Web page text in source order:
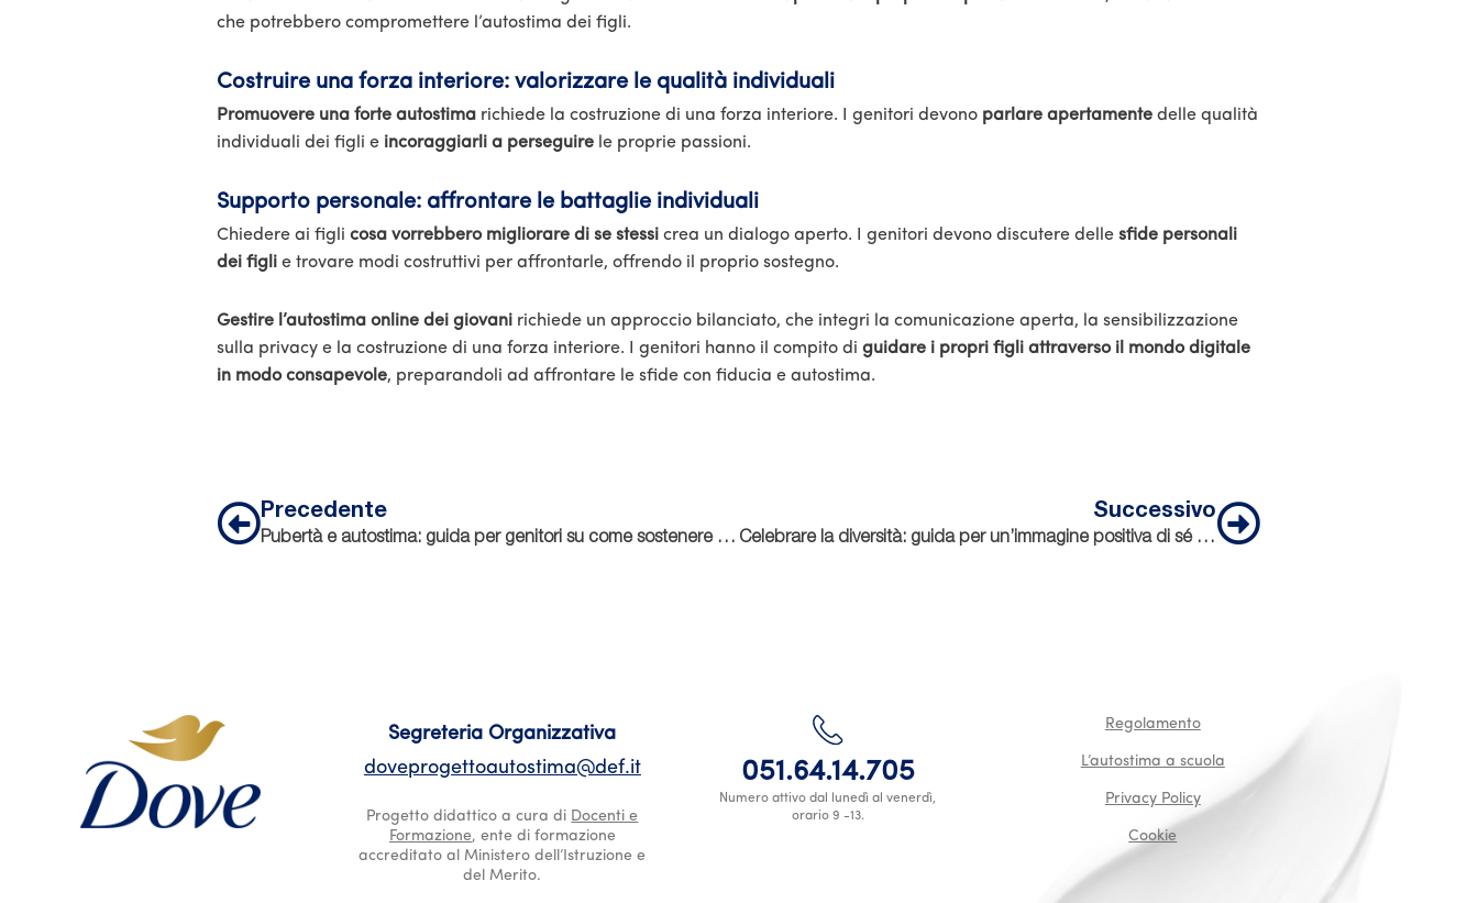
che potrebbero compromettere l’autostima dei figli.
Costruire una forza interiore: valorizzare le qualità individuali
Promuovere una forte autostima richiede la costruzione di una forza interiore. I genitori devono parlare apertamente delle qualità
individuali dei figli e incoraggiarli a perseguire le proprie passioni.
Supporto personale: affrontare le battaglie individuali
Chiedere ai figli cosa vorrebbero migliorare di se stessi crea un dialogo aperto. I genitori devono discutere delle sfide personali
dei figli e trovare modi costruttivi per affrontarle, offrendo il proprio sostegno.
Gestire l’autostima online dei giovani richiede un approccio bilanciato, che integri la comunicazione aperta, la sensibilizzazione
sulla privacy e la costruzione di una forza interiore. I genitori hanno il compito di guidare i propri figli attraverso il mondo digitale
in modo consapevole, preparandoli ad affrontare le sfide con fiducia e autostima.
Precedente
Precedente
Pubertà e autostima: guida per genitori su come sostenere le proprie figlie attraverso questo viaggio unico
Successivo
Celebrare la diversità: guida per un’immagine positiva di sé per le giovani ragazze
Successivo
Segreteria Organizzativa
doveprogettoautostima@def.it
Progetto didattico a cura di Docenti e
Formazione, ente di formazione
accreditato al Ministero dell’Istruzione e
del Merito.
051.64.14.705
Numero attivo dal lunedì al venerdì,
orario 9 -13.
Regolamento
L’autostima a scuola
Privacy Policy
Cookie